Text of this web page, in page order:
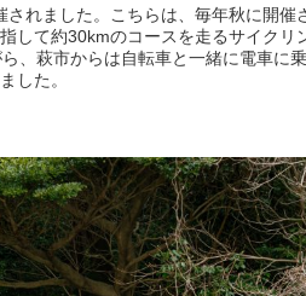
れました。こちらは、毎年秋に開催
して約30kmのコースを走るサイクリ
、萩市からは自転車と一緒に電車に
した。